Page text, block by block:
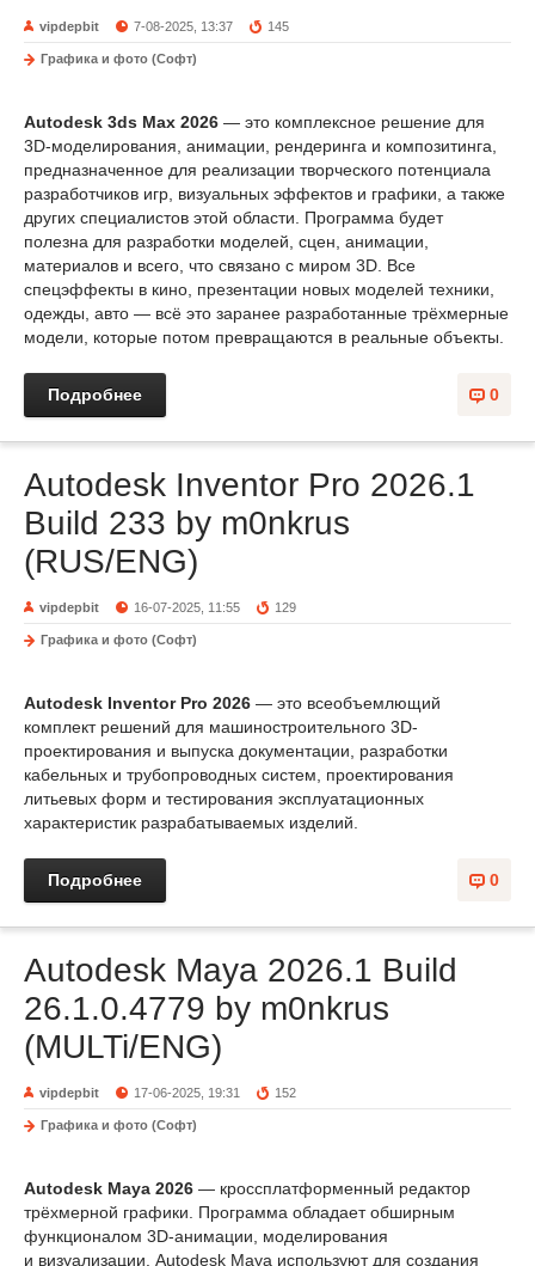
vipdepbit 7-08-2025, 13:37 145
Графика и фото (Софт)
Autodesk 3ds Max 2026 — это комплексное решение для
3D-моделирования, анимации, рендеринга и композитинга,
предназначенное для реализации творческого потенциала
разработчиков игр, визуальных эффектов и графики, а также
других специалистов этой области. Программа будет
полезна для разработки моделей, сцен, анимации,
материалов и всего, что связано с миром 3D. Все
спецэффекты в кино, презентации новых моделей техники,
одежды, авто — всё это заранее разработанные трёхмерные
модели, которые потом превращаются в реальные объекты.
0
Подробнее
Autodesk Inventor Pro 2026.1
Build 233 by m0nkrus
(RUS/ENG)
vipdepbit 16-07-2025, 11:55 129
Графика и фото (Софт)
Autodesk Inventor Pro 2026 — это всеобъемлющий
комплект решений для машиностроительного 3D-
проектирования и выпуска документации, разработки
кабельных и трубопроводных систем, проектирования
литьевых форм и тестирования эксплуатационных
характеристик разрабатываемых изделий.
0
Подробнее
Autodesk Maya 2026.1 Build
26.1.0.4779 by m0nkrus
(MULTi/ENG)
vipdepbit 17-06-2025, 19:31 152
Графика и фото (Софт)
Autodesk Maya 2026 — кроссплатформенный редактор
трёхмерной графики. Программа обладает обширным
функционалом 3D-анимации, моделирования
и визуализации. Autodesk Maya используют для создания